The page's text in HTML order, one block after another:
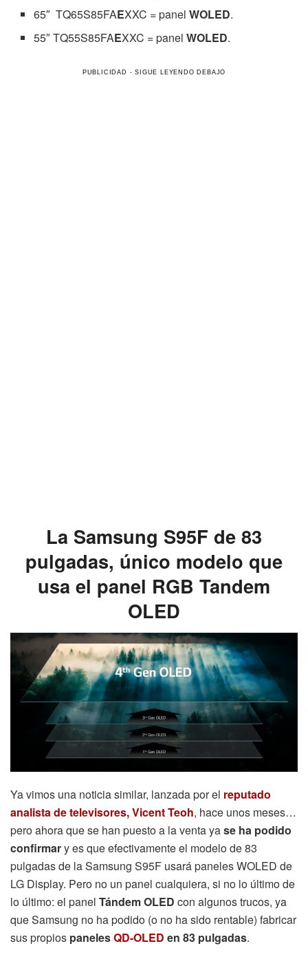
65″ TQ65S85FAEXXC = panelWOLED.
55″ TQ55S85FAEXXC = panelWOLED.
La Samsung S95F de 83
pulgadas, único modelo que
usa el panel RGB Tandem
OLED
Ya vimos una noticia similar, lanzada por el reputado
analista de televisores, Vicent Teoh, hace unos meses…
pero ahora que se han puesto a la venta yase ha podido
confirmary es que efectivamente el modelo de 83
pulgadas de la Samsung S95F usará paneles WOLED de
LG Display. Pero no un panel cualquiera, si no lo último de
lo último: el panel Tándem OLED con algunos trucos, ya
que Samsung no ha podido (o no ha sido rentable) fabricar
sus propios panelesQD-OLED en 83 pulgadas.